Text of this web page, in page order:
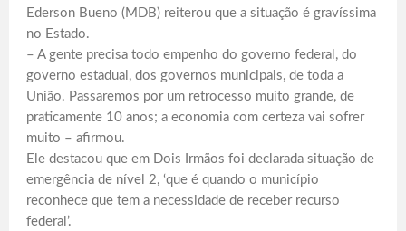
Ederson Bueno (MDB) reiterou que a situação é gravíssima
no Estado.
– A gente precisa todo empenho do governo federal, do
governo estadual, dos governos municipais, de toda a
União. Passaremos por um retrocesso muito grande, de
praticamente 10 anos; a economia com certeza vai sofrer
muito – afirmou.
Ele destacou que em Dois Irmãos foi declarada situação de
emergência de nível 2, ‘que é quando o município
reconhece que tem a necessidade de receber recurso
federal’.